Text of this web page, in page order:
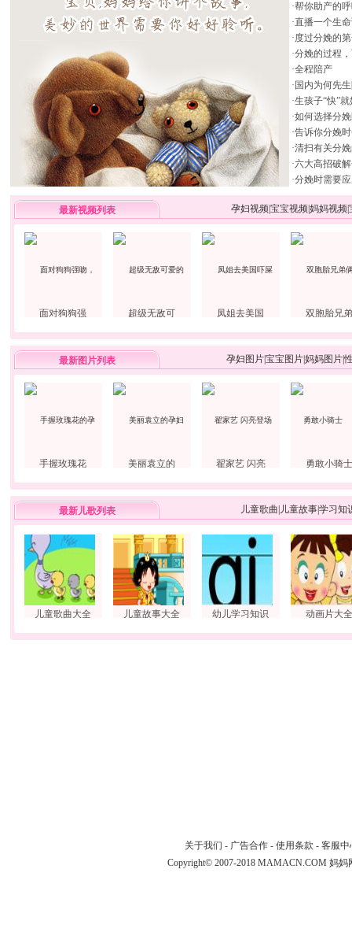
·帮你助产的
·直播一个生
·度过分娩的
·分娩的过程
·全程陪产
· 国内为何先
·生孩子“快”
·如何选择分
·告诉你分娩
·清扫有关分
·六大高招破
·分娩时需要
最新视频列表 孕妇视频宝宝视频妈妈视频
面对狗狗强 超级无敌可 凤姐去美国 双胞胎兄弟
最新图片列表 孕妇图片宝宝图片妈妈图片
手握玫瑰花 美丽袁立的 翟家艺 闪亮 勇敢小骑士
最新儿歌列表 儿童歌曲 儿童故事学习知
儿童歌曲大全 儿童故事大全 幼儿学习知识 动画片大全
关于我们 - 广告合作 - 使用条款 - 客服中
Copyright© 2007-2018 MAMACN.COM 妈妈